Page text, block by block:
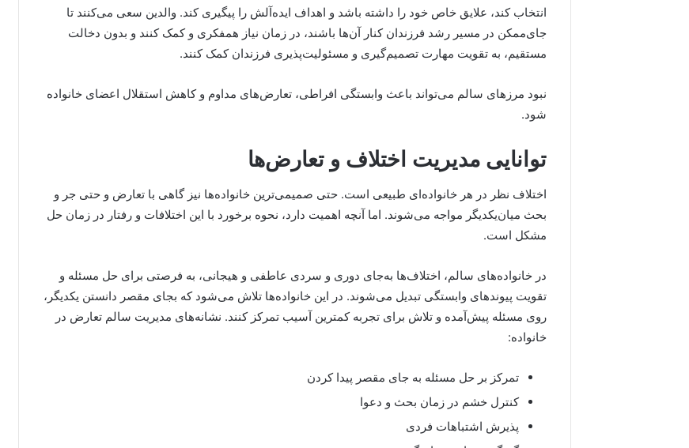
انتخاب کند، علایق خاص خود را داشته باشد و اهداف ایده‌آلش را پیگیری کند. والدین سعی می‌کنند تا
جای‌ممکن در مسیر رشد فرزندان کنار آن‌ها باشند، در زمان نیاز همفکری و کمک کنند و بدون دخالت
مستقیم، به تقویت مهارت تصمیم‌گیری و مسئولیت‌پذیری فرزندان کمک کنند.
نبود مرزهای سالم می‌تواند باعث وابستگی افراطی، تعارض‌های مداوم و کاهش استقلال اعضای خانواده
شود.
توانایی مدیریت اختلاف و تعارض‌ها
اختلاف نظر در هر خانواده‌ای طبیعی است. حتی صمیمی‌ترین خانواده‌ها نیز گاهی با تعارض و حتی جر و
بحث میان‌یکدیگر مواجه می‌شوند. اما آنچه اهمیت دارد، نحوه برخورد با این اختلافات و رفتار در زمان حل
مشکل است.
در خانواده‌های سالم، اختلاف‌ها به‌جای دوری و سردی عاطفی و هیجانی، به فرصتی برای حل مسئله و
تقویت پیوند‌های وابستگی تبدیل می‌شوند. در این خانواده‌ها تلاش می‌شود که بجای مقصر دانستن یکدیگر،
روی مسئله پیش‌آمده و تلاش برای تجربه کمترین آسیب تمرکز کنند. نشانه‌های مدیریت سالم تعارض در
خانواده:
تمرکز بر حل مسئله به جای مقصر پیدا کردن
کنترل خشم در زمان بحث و دعوا
پذیرش اشتباهات فردی